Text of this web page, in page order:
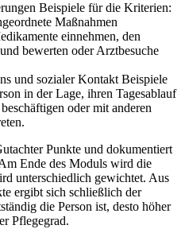
Beispiele für die Kriterien:
Maßnahmen
einnehmen, den
bewerten oder Arztbesuche
und sozialer Kontakt Beispiele
in der Lage, ihren Tagesablauf
oder mit anderen
Punkte und dokumentiert
Ende des Moduls wird die
unterschiedlich gewichtet. Aus
ergibt sich schließlich der
die Person ist, desto höher
Pflegegrad.